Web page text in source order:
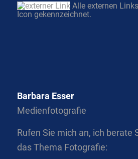
Alle externen
Icon gekennzeichnet.
Barbara Esser
Medienfotografie
Rufen Sie mich an, ich berate
das Thema Fotografie: